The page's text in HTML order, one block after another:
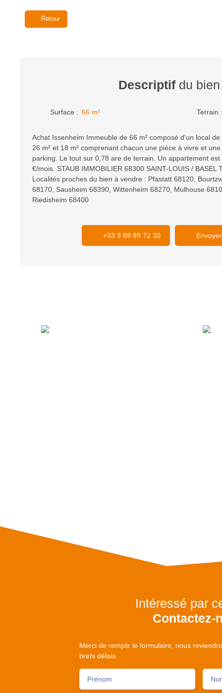
Retour
Descriptifdu bien
Surface : 66 m² Terrain :
Achat Issenheim Immeuble de 66 m² composé d'un local
26 m² et 18 m² comprenant chacun une pièce à vivre et
parking. Le tout sur 0,78 are de terrain. Un appartement
€/mois. STAUB IMMOBILIER 68300 SAINT-LOUIS / BASEL
Localités proches du bien à vendre : Pfastatt 68120,
68170, Sausheim 68390, Wittenheim 68270, Mulhouse
Riedisheim 68400
+33 3 89 89 72 30
Intéressé par
Contactez-
Merci de remplir le formulaire, nous
brefs délais.
Prénom